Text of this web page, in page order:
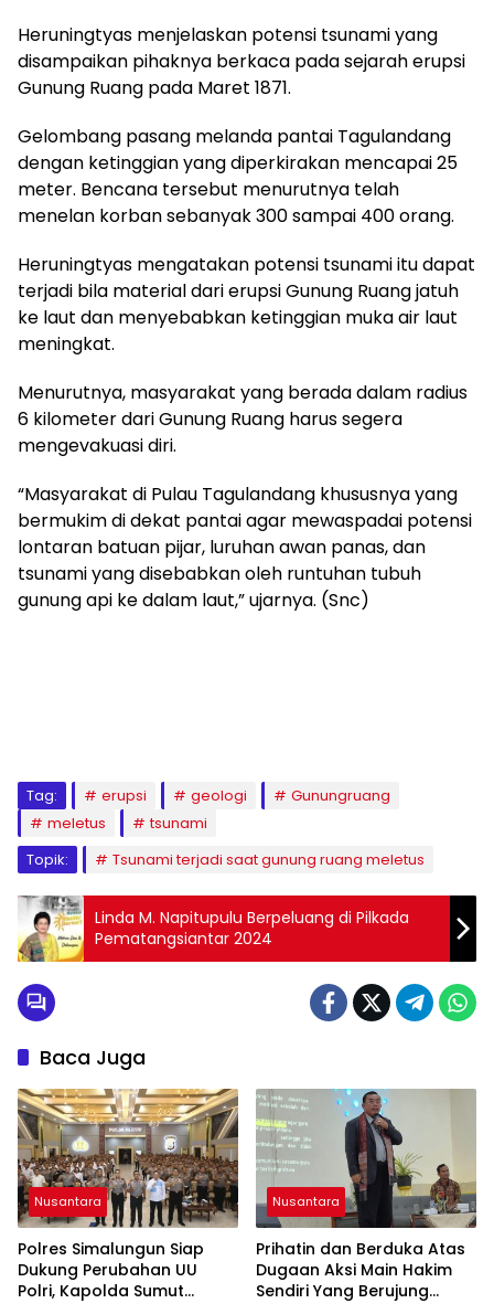
Heruningtyas menjelaskan potensi tsunami yang
disampaikan pihaknya berkaca pada sejarah erupsi
Gunung Ruang pada Maret 1871.
Gelombang pasang melanda pantai Tagulandang
dengan ketinggian yang diperkirakan mencapai 25
meter. Bencana tersebut menurutnya telah
menelan korban sebanyak 300 sampai 400 orang.
Heruningtyas mengatakan potensi tsunami itu dapat
terjadi bila material dari erupsi Gunung Ruang jatuh
ke laut dan menyebabkan ketinggian muka air laut
meningkat.
Menurutnya, masyarakat yang berada dalam radius
6 kilometer dari Gunung Ruang harus segera
mengevakuasi diri.
“Masyarakat di Pulau Tagulandang khususnya yang
bermukim di dekat pantai agar mewaspadai potensi
lontaran batuan pijar, luruhan awan panas, dan
tsunami yang disebabkan oleh runtuhan tubuh
gunung api ke dalam laut,” ujarnya. (Snc)
Tag: erupsi geologi
Gunungruang
meletus
tsunami
Topik:
Tsunami terjadi saat gunung ruang meletus
Linda M. Napitupulu Berpeluang di Pilkada
Pematangsiantar 2024
Baca Juga
Nusantara
Polres Simalungun Siap
Dukung Perubahan UU
Polri, Kapolda Sumut
Nusantara
Prihatin dan Berduka Atas
Dugaan Aksi Main Hakim
Sendiri Yang Berujung